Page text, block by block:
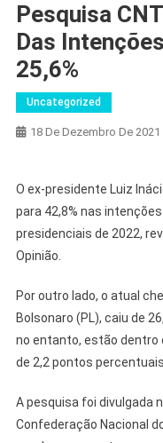
Pesquisa
Das
25,6%
Uncategorized
18 De Dezembro De 2021
O ex-presidente Luiz
para 42,8% nas
presidenciais de 2022,
Opinião.
Por outro lado, o atual
Bolsonaro (PL), caiu de
no entanto, estão dentro
de 2,2 pontos
A pesquisa foi divulgada
Confederação Nacional